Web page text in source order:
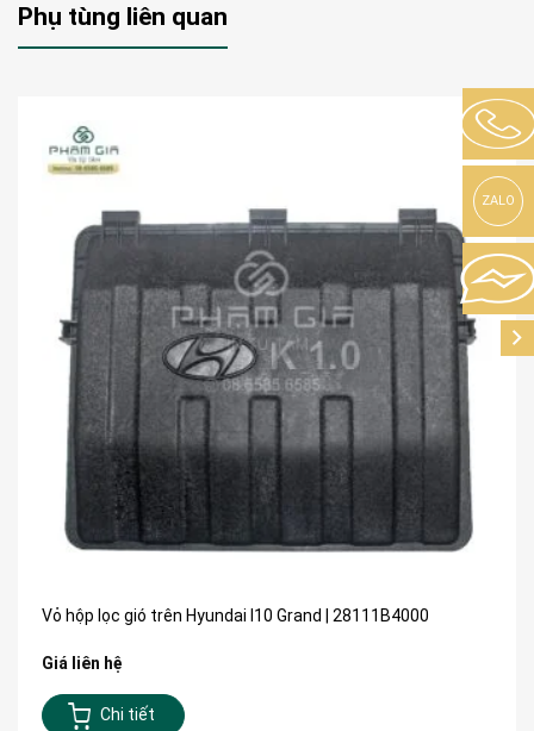
Phụ tùng liên quan
Vỏ hộp lọc gió trên Hyundai I10 Grand | 28111B4000
Giá liên hệ
Chi tiết
ZALO